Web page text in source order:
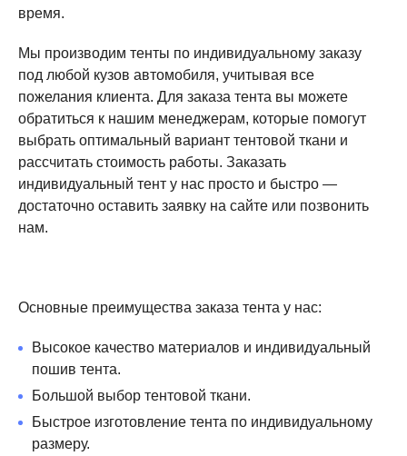
время.
Мы производим тенты по индивидуальному заказу
под любой кузов автомобиля, учитывая все
пожелания клиента. Для заказа тента вы можете
обратиться к нашим менеджерам, которые помогут
выбрать оптимальный вариант тентовой ткани и
рассчитать стоимость работы. Заказать
индивидуальный тент у нас просто и быстро —
достаточно оставить заявку на сайте или позвонить
нам.
Основные преимущества заказа тента у нас:
Высокое качество материалов и индивидуальный
пошив тента.
Большой выбор тентовой ткани.
Быстрое изготовление тента по индивидуальному
размеру.